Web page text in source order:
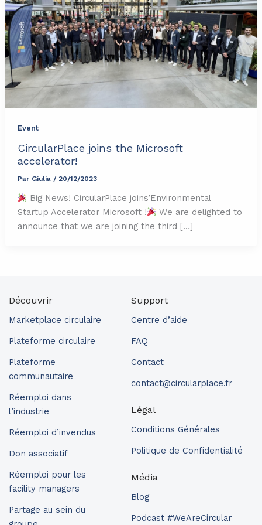
Event
CircularPlace joins the Microsoft
accelerator!
Par Giulia / 20/12/2023
Big News! CircularPlace joins’Environmental
Startup Accelerator Microsoft !
We are delighted to
announce that we are joining the third […]
Découvrir
Marketplace circulaire
Plateforme circulaire
Plateforme
communautaire
Réemploi dans
l’industrie
Réemploi d’invendus
Don associatif
Réemploi pour les
facility managers
Partage au sein du
Support
Centre d’aide
FAQ
Contact
contact@circularplace.fr
Légal
Conditions Générales
Politique de Confidentialité
Média
Blog
Podcast #WeAreCircular